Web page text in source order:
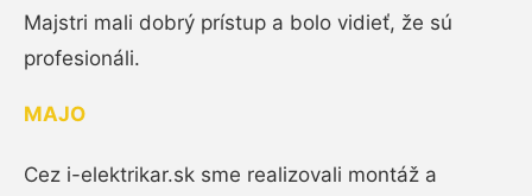
Majstri mali dobrý prístup a bolo vidieť, že sú
profesionáli.
MAJO
Cez i-elektrikar.sk sme realizovali montáž a